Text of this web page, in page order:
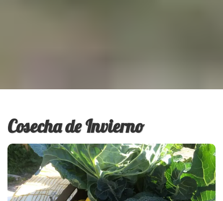
Cosecha de Invierno